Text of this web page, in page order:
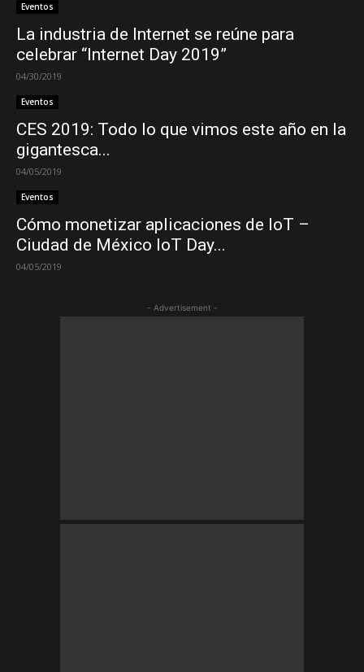
Eventos
La industria de Internet se reúne para
celebrar “Internet Day 2019”
04/30/2019
Eventos
CES 2019: Todo lo que vimos este año en la
gigantesca...
04/05/2019
Eventos
Cómo monetizar aplicaciones de IoT –
Ciudad de México IoT Day...
04/05/2019
- Advertisement -